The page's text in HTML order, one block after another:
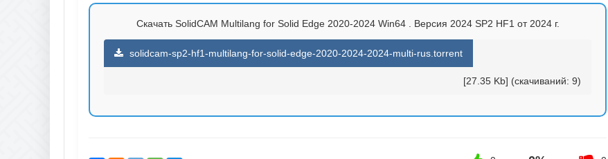
Скачать SolidCAM Multilang for Solid Edge 2020-2024 Win64 . Версия 2024 SP2 HF1 от 2024 г.
solidcam-sp2-hf1-multilang-for-solid-edge-2020-2024-2024-multi-rus.torrent
[27.35 Kb] (cкачиваний: 9)